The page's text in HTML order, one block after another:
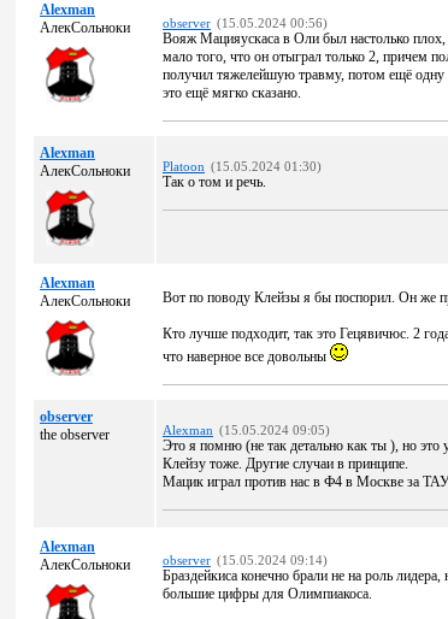
Alexman
АлекСольноки
observer (15.05.2024 00:56)
Вояж Мацияускаса в Оли был настолько плох,
мало того, что он отыграл только 2, причем
получил тяжелейшую травму, потом ещё одну
это ещё мягко сказано.
Alexman
АлекСольноки
Platoon (15.05.2024 01:30)
Так о том и речь.
Alexman
АлекСольноки
Вот по поводу Клейзы я бы поспорил. Он же
Кто лучше подходит, так это Гецявичюс. 2
что наверное все довольны
observer
the observer
Alexman (15.05.2024 09:05)
Это я помню (не так детально как ты ), но
Клейзу тоже. Другие случаи в принципе.
Мацик играл против нас в Ф4 в Москве за
Alexman
АлекСольноки
observer (15.05.2024 09:14)
Браздейкиса конечно брали не на роль
большие цифры для Олимпиакоса.